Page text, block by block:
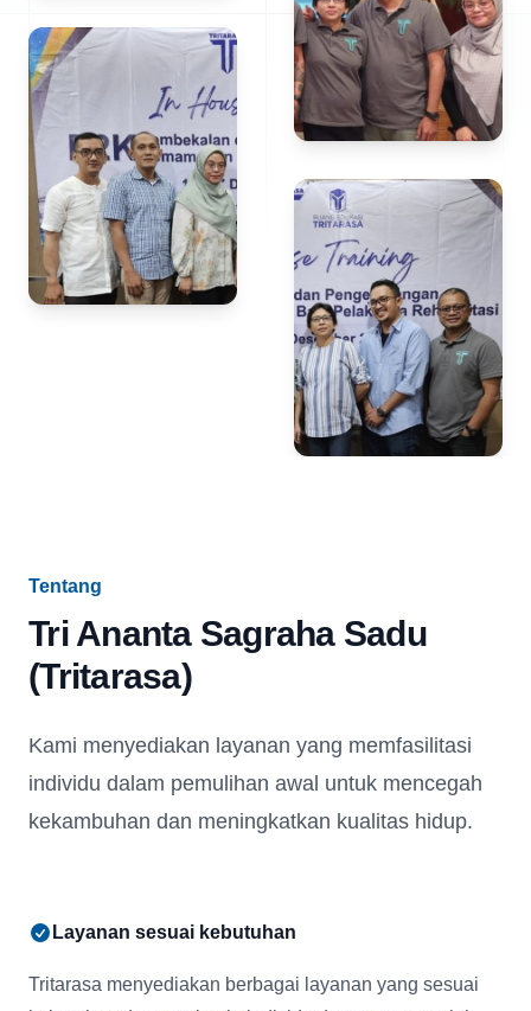
Tentang
Tri Ananta Sagraha Sadu
(Tritarasa)
Kami menyediakan layanan yang memfasilitasi
individu dalam pemulihan awal untuk mencegah
kekambuhan dan meningkatkan kualitas hidup.
Layanan sesuai kebutuhan
Tritarasa menyediakan berbagai layanan yang sesuai